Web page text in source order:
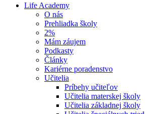
Life Academy
O nás
Prehliadka školy
2%
Mám záujem
Podkasty
Články
Kariérne poradenstvo
Učitelia
Príbehy učiteľov
Učitelia materskej školy
Učitelia základnej školy